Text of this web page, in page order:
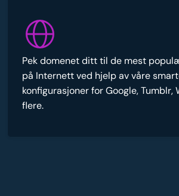
Pek domenet ditt til de mest
på Internett ved hjelp av våre
konfigurasjoner for Google, Tumblr,
flere.